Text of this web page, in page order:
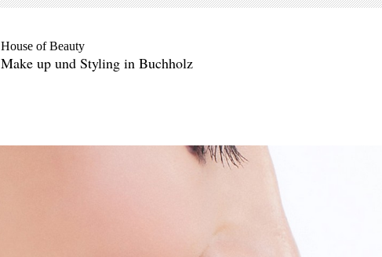
House of Beauty
Make up und Styling in Buchholz